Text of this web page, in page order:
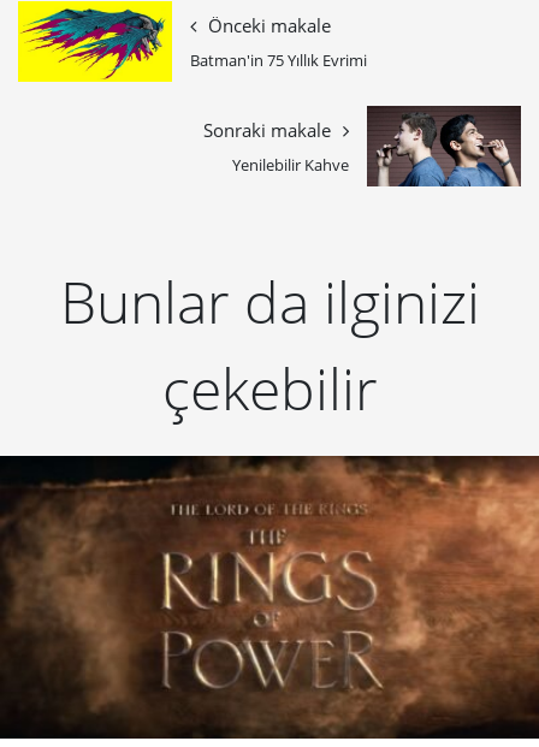
Önceki makale
Batman'in 75 Yıllık Evrimi
Sonraki makale
Yenilebilir Kahve
Bunlar da ilginizi
çekebilir